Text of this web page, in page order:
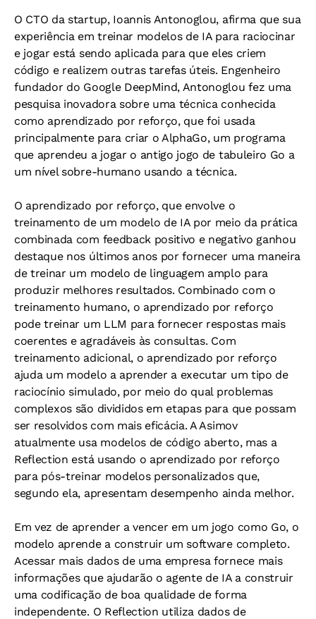
O CTO da startup, Ioannis Antonoglou, afirma que sua
experiência em treinar modelos de IA para raciocinar
e jogar está sendo aplicada para que eles criem
código e realizem outras tarefas úteis. Engenheiro
fundador do Google DeepMind, Antonoglou fez uma
pesquisa inovadora sobre uma técnica conhecida
como aprendizado por reforço, que foi usada
principalmente para criar o AlphaGo, um programa
que aprendeu a jogar o antigo jogo de tabuleiro Go a
um nível sobre-humano usando a técnica.
O aprendizado por reforço, que envolve o
treinamento de um modelo de IA por meio da prática
combinada com feedback positivo e negativo ganhou
destaque nos últimos anos por fornecer uma maneira
de treinar um modelo de linguagem amplo para
produzir melhores resultados. Combinado com o
treinamento humano, o aprendizado por reforço
pode treinar um LLM para fornecer respostas mais
coerentes e agradáveis às consultas. Com
treinamento adicional, o aprendizado por reforço
ajuda um modelo a aprender a executar um tipo de
raciocínio simulado, por meio do qual problemas
complexos são divididos em etapas para que possam
ser resolvidos com mais eficácia. A Asimov
atualmente usa modelos de código aberto, mas a
Reflection está usando o aprendizado por reforço
para pós-treinar modelos personalizados que,
segundo ela, apresentam desempenho ainda melhor.
Em vez de aprender a vencer em um jogo como Go, o
modelo aprende a construir um software completo.
Acessar mais dados de uma empresa fornece mais
informações que ajudarão o agente de IA a construir
uma codificação de boa qualidade de forma
independente. O Reflection utiliza dados de